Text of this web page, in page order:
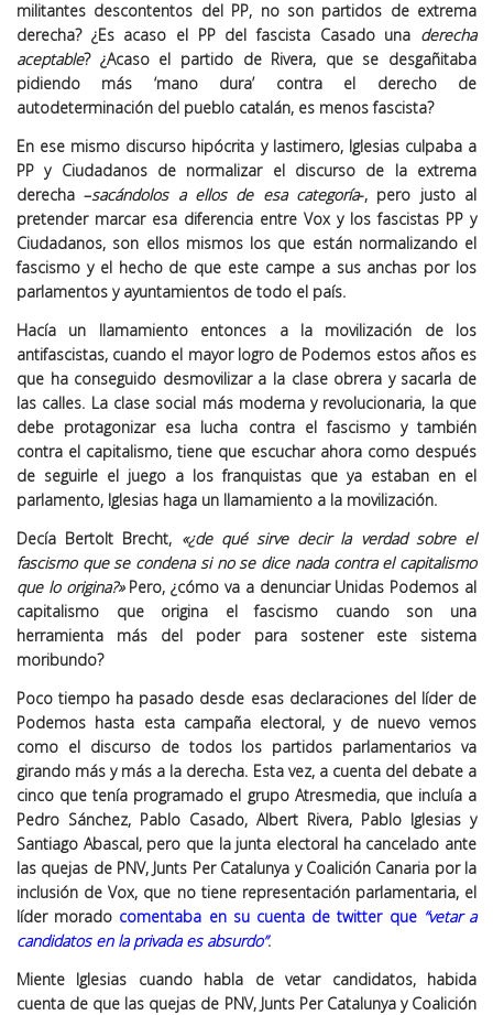
militantes descontentos del PP, no son partidos de extrema
derecha? ¿Es acaso el PP del fascista Casado una derecha
aceptable? ¿Acaso el partido de Rivera, que se desgañitaba
pidiendo más ‘mano dura’ contra el derecho de
autodeterminación del pueblo catalán, es menos fascista?
En ese mismo discurso hipócrita y lastimero, Iglesias culpaba a
PP y Ciudadanos de normalizar el discurso de la extrema
derecha –sacándolos a ellos de esa categoría-, pero justo al
pretender marcar esa diferencia entre Vox y los fascistas PP y
Ciudadanos, son ellos mismos los que están normalizando el
fascismo y el hecho de que este campe a sus anchas por los
parlamentos y ayuntamientos de todo el país.
Hacía un llamamiento entonces a la movilización de los
antifascistas, cuando el mayor logro de Podemos estos años es
que ha conseguido desmovilizar a la clase obrera y sacarla de
las calles. La clase social más moderna y revolucionaria, la que
debe protagonizar esa lucha contra el fascismo y también
contra el capitalismo, tiene que escuchar ahora como después
de seguirle el juego a los franquistas que ya estaban en el
parlamento, Iglesias haga un llamamiento a la movilización.
Decía Bertolt Brecht, «¿de qué sirve decir la verdad sobre el
fascismo que se condena si no se dice nada contra el capitalismo
que lo origina?»Pero, ¿cómo va a denunciar Unidas Podemos al
capitalismo que origina el fascismo cuando son una
herramienta más del poder para sostener este sistema
moribundo?
Poco tiempo ha pasado desde esas declaraciones del líder de
Podemos hasta esta campaña electoral, y de nuevo vemos
como el discurso de todos los partidos parlamentarios va
girando más y más a la derecha. Esta vez, a cuenta del debate a
cinco que tenía programado el grupo Atresmedia, que incluía a
Pedro Sánchez, Pablo Casado, Albert Rivera, Pablo Iglesias y
Santiago Abascal, pero que la junta electoral ha cancelado ante
las quejas de PNV, Junts Per Catalunya y Coalición Canaria por la
inclusión de Vox, que no tiene representación parlamentaria, el
líder morado comentaba en su cuenta de twitter que “vetar a
candidatos en la privada es absurdo”.
Miente Iglesias cuando habla de vetar candidatos, habida
cuenta de que las quejas de PNV, Junts Per Catalunya y Coalición